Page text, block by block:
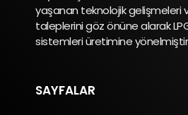
yaşanan teknolojik gelişmeleri
taleplerini göz önüne alarak
sistemleri üretimine
SAYFALAR